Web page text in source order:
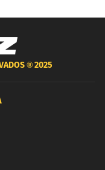
®2025